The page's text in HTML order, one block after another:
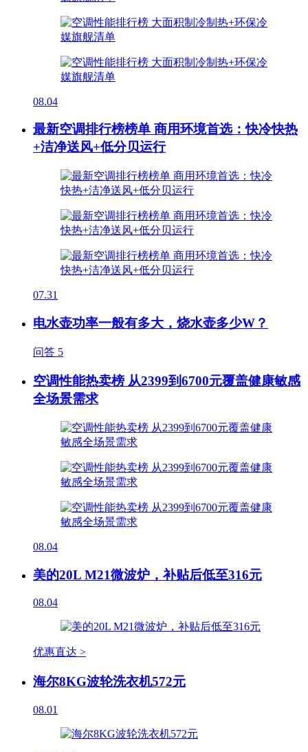
08.04
最新空调排行榜榜单 商用环境首选：快冷快热
+洁净送风+低分贝运行
07.31
电水壶功率一般有多大，烧水壶多少W？
问答 5
空调性能热卖榜 从2399到6700元覆盖健康敏感
全场景需求
08.04
美的20L M21微波炉，补贴后低至316元
08.04
优惠直达 >
海尔8KG波轮洗衣机572元
08.01